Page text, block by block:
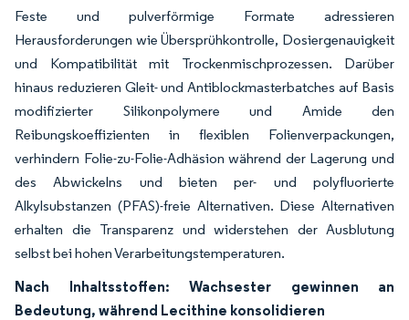
Feste und pulverförmige Formate adressieren
Herausforderungen wie Übersprühkontrolle, Dosiergenauigkeit
und Kompatibilität mit Trockenmischprozessen. Darüber
hinaus reduzieren Gleit- und Antiblockmasterbatches auf Basis
modifizierter Silikonpolymere und Amide den
Reibungskoeffizienten in flexiblen Folienverpackungen,
verhindern Folie-zu-Folie-Adhäsion während der Lagerung und
des Abwickelns und bieten per- und polyfluorierte
Alkylsubstanzen (PFAS)-freie Alternativen. Diese Alternativen
erhalten die Transparenz und widerstehen der Ausblutung
selbst bei hohen Verarbeitungstemperaturen.
Nach Inhaltsstoffen: Wachsester gewinnen an
Bedeutung, während Lecithine konsolidieren